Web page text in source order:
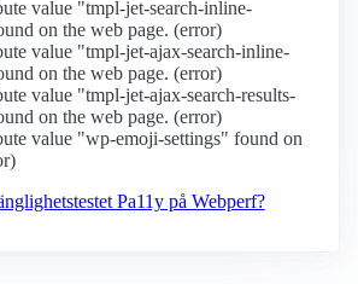
value "tmpl-jet-search-inline-
on the web page. (error)
value "tmpl-jet-ajax-search-inline-
on the web page. (error)
value "tmpl-jet-ajax-search-results-
on the web page. (error)
value "wp-emoji-settings" found on
Pa11y på Webperf?